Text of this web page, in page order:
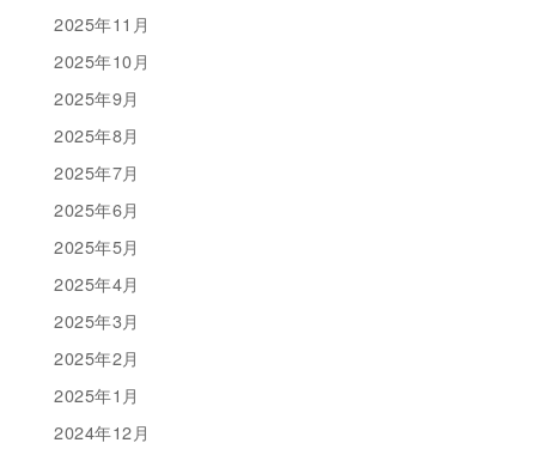
2025年11月
2025年10月
2025年9月
2025年8月
2025年7月
2025年6月
2025年5月
2025年4月
2025年3月
2025年2月
2025年1月
2024年12月